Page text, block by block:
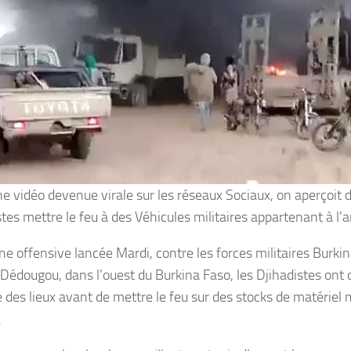
vidéo devenue virale sur les réseaux Sociaux, on aperçoit
mettre le feu à des Véhicules militaires appartenant à
offensive lancée Mardi, contre les forces militaires
dans l’ouest du Burkina Faso, les Djihadistes ont
des lieux avant de mettre le feu sur des stocks de matériel